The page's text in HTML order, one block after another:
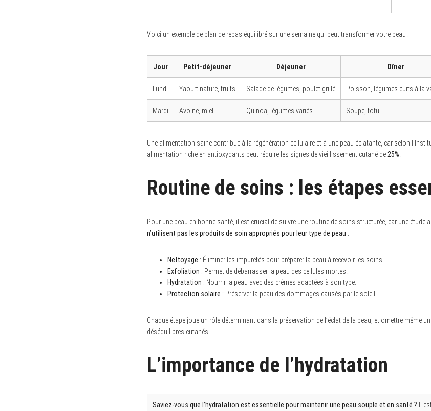
Voici un exemple de plan de repas équilibré sur une semaine qui peut transformer votre peau :
Jour Petit-déjeuner Déjeuner Dîner
Lundi Yaourt nature, fruits Salade de légumes, poulet grillé Poisson, légumes cuits à la
Mardi Avoine, miel Quinoa, légumes variés Soupe, tofu
Une alimentation saine contribue à la régénération cellulaire et à une peau éclatante, car selon
alimentation riche en antioxydants peut réduire les signes de vieillissement cutané de 25%
Routine de soins : les étapes
Pour une peau en bonne santé, il est crucial de suivre une routine de soins structurée, car une étude a
n’utilisent pas les produits de soin appropriés pour leur type de peau :
Nettoyage : Éliminer les impuretés pour préparer la peau à recevoir les soins.
Exfoliation : Permet de débarrasser la peau des cellules mortes.
Hydratation : Nourrir la peau avec des crèmes adaptées à son type.
Protection solaire : Préserver la peau des dommages causés par le soleil.
Chaque étape joue un rôle déterminant dans la préservation de l’éclat de la peau, et omettre même
déséquilibres cutanés.
L’importance de l’hydratation
Saviez-vous que l’hydratation est essentielle pour maintenir une peau souple et en santé ? Il